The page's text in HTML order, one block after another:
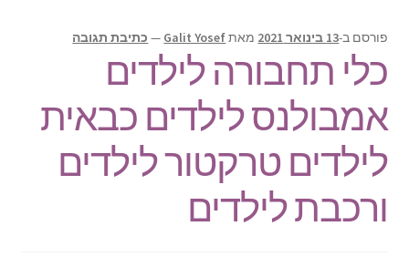
פורסם ב-13 בינואר 2021 מאתGalit Yosef
— כתיבת תגובה
כלי תחבורה לילדים
אמבולנס לילדים כבאית
לילדים טרקטור לילדים
ורכבת לילדים